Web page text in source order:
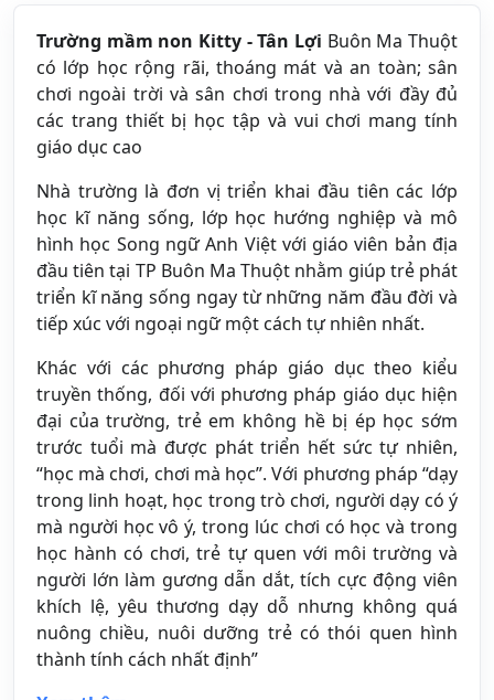
Trường mầm non Kitty - Tân Lợi Buôn Ma Thuột
có lớp học rộng rãi, thoáng mát và an toàn; sân
chơi ngoài trời và sân chơi trong nhà với đầy đủ
các trang thiết bị học tập và vui chơi mang tính
giáo dục cao
Nhà trường là đơn vị triển khai đầu tiên các lớp
học kĩ năng sống, lớp học hướng nghiệp và mô
hình học Song ngữ Anh Việt với giáo viên bản địa
đầu tiên tại TP Buôn Ma Thuột nhằm giúp trẻ phát
triển kĩ năng sống ngay từ những năm đầu đời và
tiếp xúc với ngoại ngữ một cách tự nhiên nhất.
Khác với các phương pháp giáo dục theo kiểu
truyền thống, đối với phương pháp giáo dục hiện
đại của trường, trẻ em không hề bị ép học sớm
trước tuổi mà được phát triển hết sức tự nhiên,
“học mà chơi, chơi mà học”. Với phương pháp “dạy
trong linh hoạt, học trong trò chơi, người dạy có ý
mà người học vô ý, trong lúc chơi có học và trong
học hành có chơi, trẻ tự quen với môi trường và
người lớn làm gương dẫn dắt, tích cực động viên
khích lệ, yêu thương dạy dỗ nhưng không quá
nuông chiều, nuôi dưỡng trẻ có thói quen hình
thành tính cách nhất định”